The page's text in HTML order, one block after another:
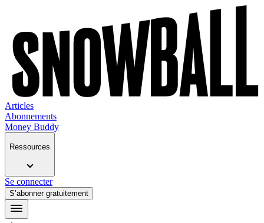
Articles
Abonnements
Money Buddy
Ressources
Se connecter
S’abonner gratuitement